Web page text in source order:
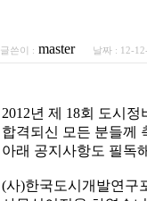
글쓴이 : master 날짜 : 12-
2012년 제 18회 도시
합격되신 모든 분들께
아래 공지사항도 필독
(사)한국도시개발연구